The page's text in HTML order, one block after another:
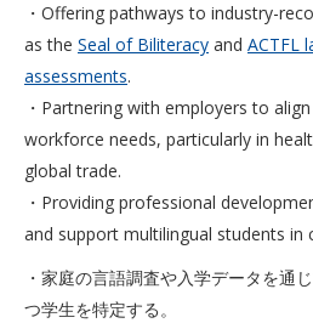
・Offering pathways to industry-
as the Seal of Biliteracy and ACTFL
assessments.
・Partnering with employers to
workforce needs, particularly in
global trade.
・Providing professional
and support multilingual students in
・家庭の言語調査や入学データを通
つ学生を特定する。